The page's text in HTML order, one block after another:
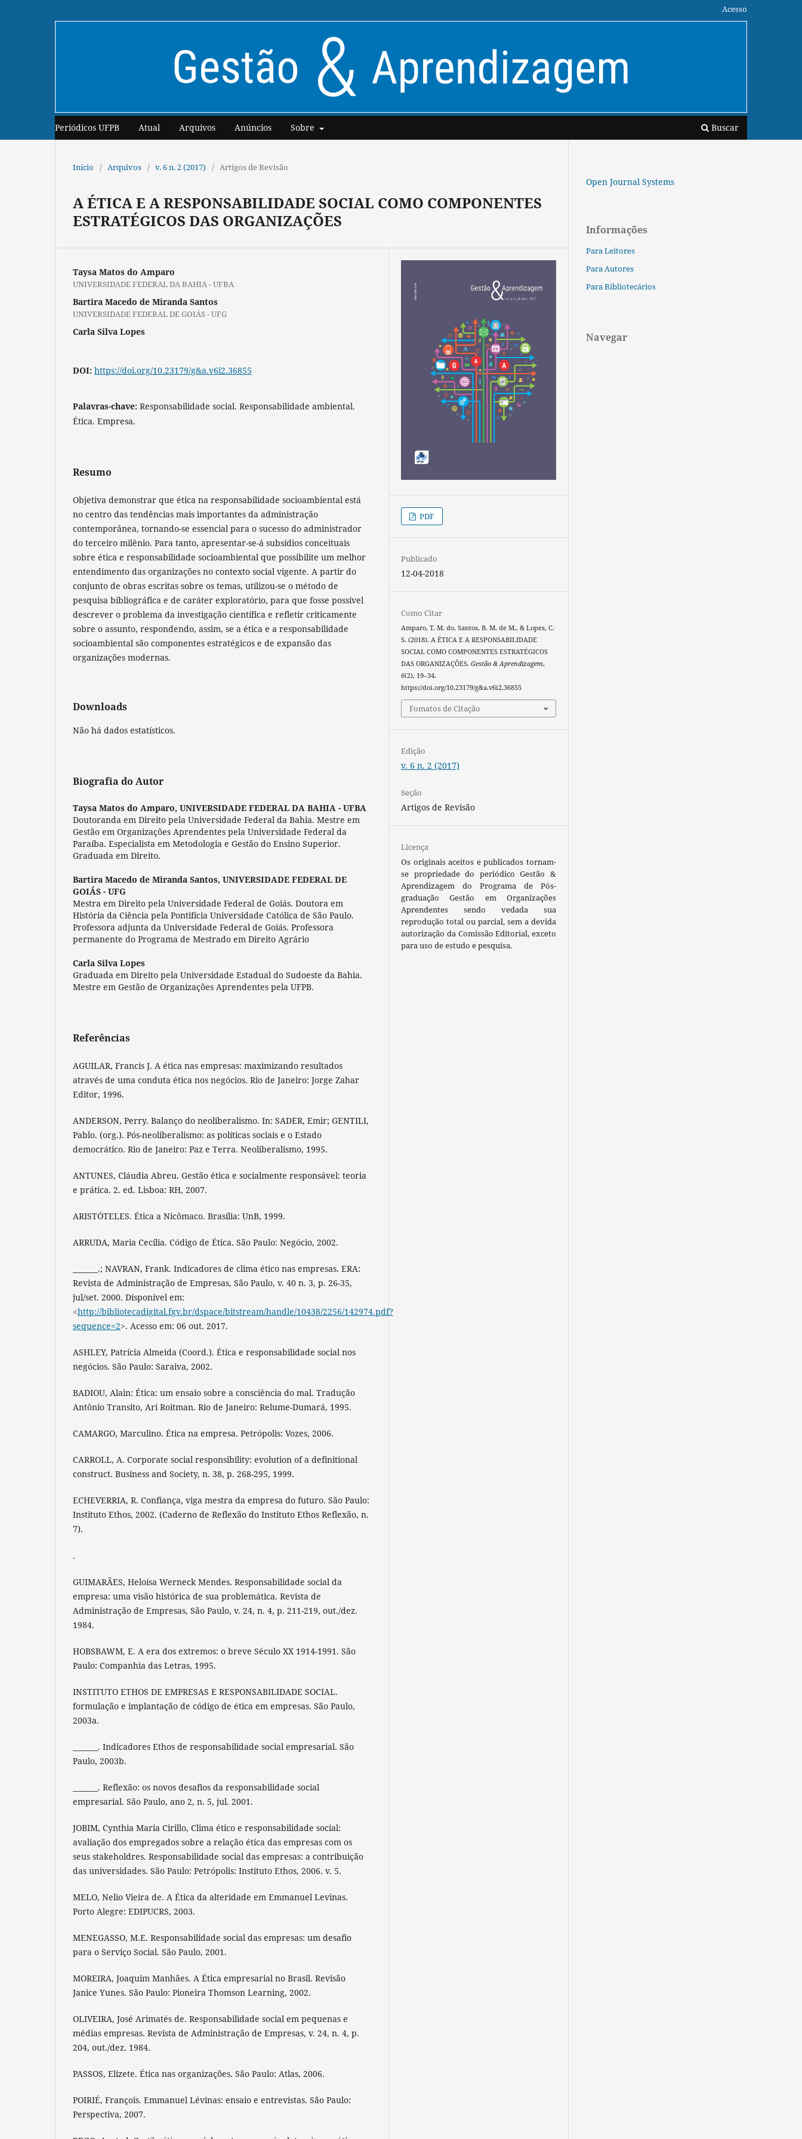
Periódicos UFPB Atual Arquivos Anúncios Sobre Buscar
Acesso
Início / Arquivos / v. 6 n. 2 (2017) / Artigos de Revisão
A ÉTICA E A RESPONSABILIDADE SOCIAL COMO COMPONENTES
ESTRATÉGICOS DAS ORGANIZAÇÕES
Taysa Matos do Amparo
UNIVERSIDADE FEDERAL DA BAHIA - UFBA
Bartira Macedo de Miranda Santos
UNIVERSIDADE FEDERAL DE GOIÁS - UFG
Carla Silva Lopes
DOI: https://doi.org/10.23179/g&a.v6i2.36855
Palavras-chave: Responsabilidade social. Responsabilidade ambiental.
Ética. Empresa.
Resumo
Objetiva demonstrar que ética na responsabilidade socioambiental está
no centro das tendências mais importantes da administração
contemporânea, tornando-se essencial para o sucesso do administrador
do terceiro milênio. Para tanto, apresentar-se-á subsídios conceituais
sobre ética e responsabilidade socioambiental que possibilite um melhor
entendimento das organizações no contexto social vigente. A partir do
conjunto de obras escritas sobre os temas, utilizou-se o método de
pesquisa bibliográfica e de caráter exploratório, para que fosse possível
descrever o problema da investigação científica e refletir criticamente
sobre o assunto, respondendo, assim, se a ética e a responsabilidade
socioambiental são componentes estratégicos e de expansão das
organizações modernas.
Downloads
Não há dados estatísticos.
Biografia do Autor
Taysa Matos do Amparo, UNIVERSIDADE FEDERAL DA BAHIA - UFBA
Doutoranda em Direito pela Universidade Federal da Bahia. Mestre em
Gestão em Organizações Aprendentes pela Universidade Federal da
Paraíba. Especialista em Metodologia e Gestão do Ensino Superior.
Graduada em Direito.
Bartira Macedo de Miranda Santos, UNIVERSIDADE FEDERAL DE
GOIÁS - UFG
Mestra em Direito pela Universidade Federal de Goiás. Doutora em
História da Ciência pela Pontifícia Universidade Católica de São Paulo.
Professora adjunta da Universidade Federal de Goiás. Professora
permanente do Programa de Mestrado em Direito Agrário
Carla Silva Lopes
Graduada em Direito pela Universidade Estadual do Sudoeste da Bahia.
Mestre em Gestão de Organizações Aprendentes pela UFPB.
Referências
AGUILAR, Francis J. A ética nas empresas: maximizando resultados
através de uma conduta ética nos negócios. Rio de Janeiro: Jorge Zahar
Editor, 1996.
ANDERSON, Perry. Balanço do neoliberalismo. In: SADER, Emir; GENTILI,
Pablo. (org.). Pós-neoliberalismo: as políticas sociais e o Estado
democrático. Rio de Janeiro: Paz e Terra. Neoliberalismo, 1995.
ANTUNES, Cláudia Abreu. Gestão ética e socialmente responsável: teoria
e prática. 2. ed. Lisboa: RH, 2007.
ARISTÓTELES. Ética a Nicômaco. Brasília: UnB, 1999.
ARRUDA, Maria Cecília. Código de Ética. São Paulo: Negócio, 2002.
_______.; NAVRAN, Frank. Indicadores de clima ético nas empresas. ERA:
Revista de Administração de Empresas, São Paulo, v. 40 n. 3, p. 26-35,
jul/set. 2000. Disponível em:
<http://bibliotecadigital.fgv.br/dspace/bitstream/handle/10438/2256/142974.pdf?
sequence=2>. Acesso em: 06 out. 2017.
ASHLEY, Patrícia Almeida (Coord.). Ética e responsabilidade social nos
negócios. São Paulo: Saraiva, 2002.
BADIOU, Alain: Ética: um ensaio sobre a consciência do mal. Tradução
Antônio Transito, Ari Roitman. Rio de Janeiro: Relume-Dumará, 1995.
CAMARGO, Marculino. Ética na empresa. Petrópolis: Vozes, 2006.
CARROLL, A. Corporate social responsibility: evolution of a definitional
construct. Business and Society, n. 38, p. 268-295, 1999.
ECHEVERRIA, R. Confiança, viga mestra da empresa do futuro. São Paulo:
Instituto Ethos, 2002. (Caderno de Reflexão do Instituto Ethos Reflexão, n.
7).
.
GUIMARÃES, Heloísa Werneck Mendes. Responsabilidade social da
empresa: uma visão histórica de sua problemática. Revista de
Administração de Empresas, São Paulo, v. 24, n. 4, p. 211-219, out./dez.
1984.
HOBSBAWM, E. A era dos extremos: o breve Século XX 1914-1991. São
Paulo: Companhia das Letras, 1995.
INSTITUTO ETHOS DE EMPRESAS E RESPONSABILIDADE SOCIAL.
formulação e implantação de código de ética em empresas. São Paulo,
2003a.
_______. Indicadores Ethos de responsabilidade social empresarial. São
Paulo, 2003b.
_______. Reflexão: os novos desafios da responsabilidade social
empresarial. São Paulo, ano 2, n. 5, jul. 2001.
JOBIM, Cynthia Maria Cirillo, Clima ético e responsabilidade social:
avaliação dos empregados sobre a relação ética das empresas com os
seus stakeholdres. Responsabilidade social das empresas: a contribuição
das universidades. São Paulo: Petrópolis: Instituto Ethos, 2006. v. 5.
MELO, Nelio Vieira de. A Ética da alteridade em Emmanuel Levinas.
Porto Alegre: EDIPUCRS, 2003.
MENEGASSO, M.E. Responsabilidade social das empresas: um desafio
para o Serviço Social. São Paulo, 2001.
MOREIRA, Joaquim Manhães. A Ética empresarial no Brasil. Revisão
Janice Yunes. São Paulo: Pioneira Thomson Learning, 2002.
OLIVEIRA, José Arimatés de. Responsabilidade social em pequenas e
médias empresas. Revista de Administração de Empresas, v. 24, n. 4, p.
204, out./dez. 1984.
PASSOS, Elizete. Ética nas organizações. São Paulo: Atlas, 2006.
POIRIÉ, François. Emmanuel Lévinas: ensaio e entrevistas. São Paulo:
Perspectiva, 2007.
PDF
Publicado
12-04-2018
Como Citar
Amparo, T. M. do, Santos, B. M. de M., & Lopes, C.
S. (2018). A ÉTICA E A RESPONSABILIDADE
SOCIAL COMO COMPONENTES ESTRATÉGICOS
DAS ORGANIZAÇÕES.Gestão & Aprendizagem,
6(2), 19–34.
https://doi.org/10.23179/g&a.v6i2.36855
Fomatos de Citação
Edição
v. 6 n. 2 (2017)
Seção
Artigos de Revisão
Licença
Os originais aceitos e publicados tornam-
se propriedade do periódico Gestão &
Aprendizagem do Programa de Pós-
graduação Gestão em Organizações
Aprendentes sendo vedada sua
reprodução total ou parcial, sem a devida
autorização da Comissão Editorial, exceto
para uso de estudo e pesquisa.
Open Journal Systems
Informações
Para Leitores
Para Autores
Para Bibliotecários
Navegar